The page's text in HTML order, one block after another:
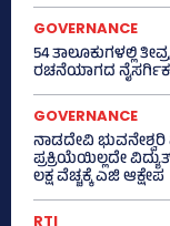
GOVERNANCE
54 ತಾಲೂಕುಗಳಲ್ಲಿ
ರಚನೆಯಾಗದ
GOVERNANCE
ನಾಡದೇವಿ
ಪ್ರಕ್ರಿಯೆಯಿಲ್ಲದೇ
ಲಕ್ಷ ವೆಚ್ಚಕ್ಕೆ ಎಜಿ ಆಕ್ಷೇಪ
RTI